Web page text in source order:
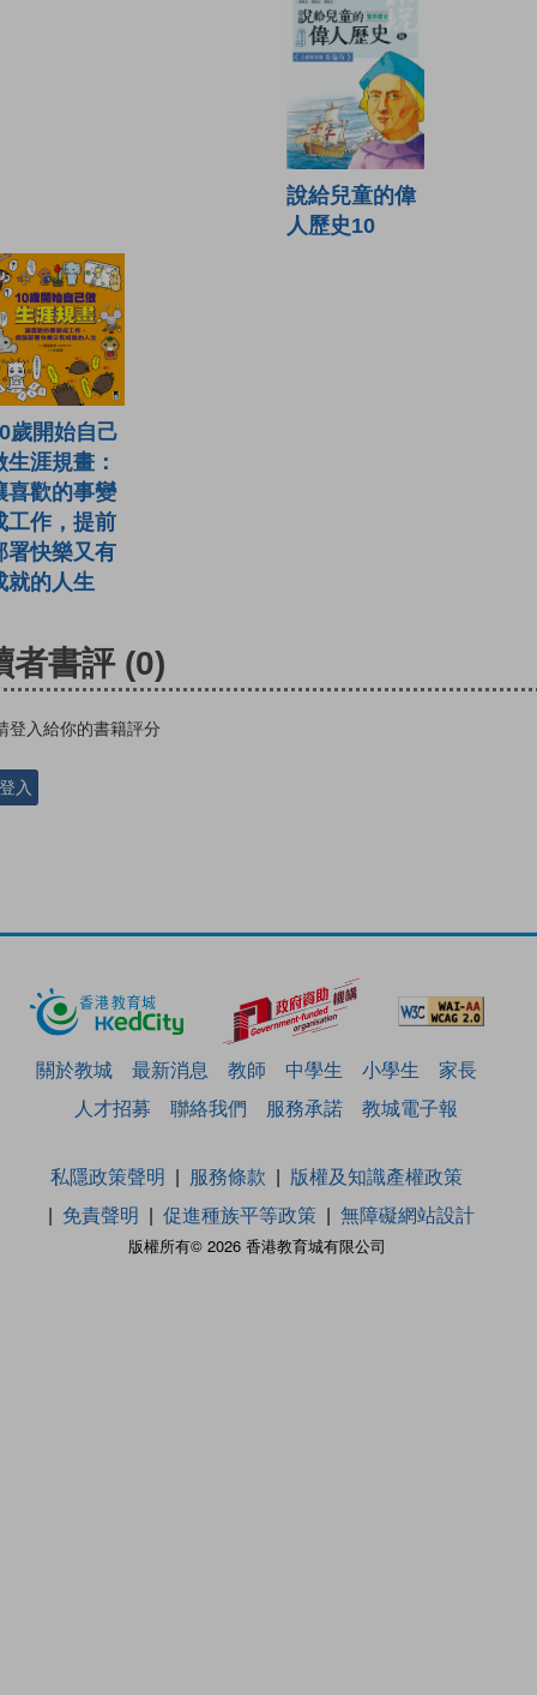
說給兒童的偉
人歷史10
歲開始自己
生涯規畫：
喜歡的事變
工作，提前
署快樂又有
就的人生
者書評 (0)
登入給你的書籍評分
入
關於教城 最新消息 教師 中學生 小學生
家長
人才招募
聯絡我們 服務承諾 教城電子報
版權所有© 2026 香港教育城有限公司
私隱政策聲明 服務條款
版權及知識產權政策
免責聲明
促進種族平等政策 無障礙網站設計